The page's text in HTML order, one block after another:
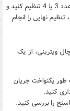
در ترموستات‌های آنالوگ، بهتر است ابتدا آن را روی عدد 3 یا 4 تنظیم کنید و
نهایی را انجام
ویترینی، از یک
طور یکنواخت جریان
کنید.
دماسنج را بررسی کنید.